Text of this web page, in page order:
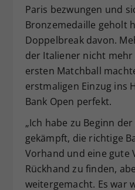
Paris bezwungen und
Bronzemedaille geholt
Doppelbreak davon.
der Italiener nicht
ersten Matchball
erstmaligen Einzug ins
Bank Open perfekt.
„Ich habe zu Beginn
gekämpft, die richtige
Vorhand und eine gute
Rückhand zu finden,
weitergemacht. Es war